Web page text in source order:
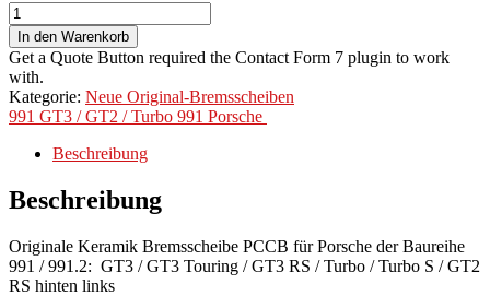
Neuteil:
PCCB
390mm
hinten
links,
991:
GT3,
Turbo,
RS
Menge
In den Warenkorb
Get a Quote Button required the Contact Form 7 plugin to work
with.
Kategorie: Neue Original-Bremsscheiben
991 GT3 / GT2 / Turbo 991 Porsche
Beschreibung
Beschreibung
Originale Keramik Bremsscheibe PCCB für Porsche der Baureihe
991 / 991.2: GT3 / GT3 Touring / GT3 RS / Turbo / Turbo S / GT2
RS hinten links